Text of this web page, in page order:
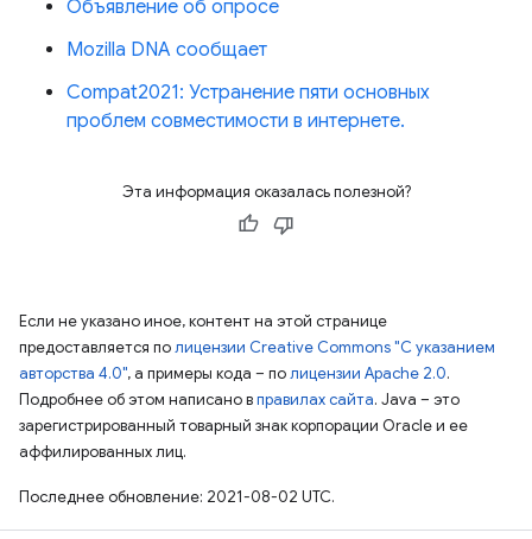
Объявление об опросе
Mozilla DNA сообщает
Compat2021: Устранение пяти основных
проблем совместимости в интернете.
Эта информация оказалась полезной?
Если не указано иное, контент на этой странице
предоставляется полицензии Creative Commons "С указанием
авторства 4.0", а примеры кода – полицензии Apache 2.0.
Подробнее об этом написано вправилах сайта. Java – это
зарегистрированный товарный знак корпорации Oracle и ее
аффилированных лиц.
Последнее обновление: 2021-08-02 UTC.